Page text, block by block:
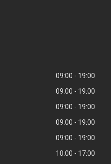
09:00
19:00
09:00
19:00
09:00
19:00
09:00
19:00
09:00
19:00
10:00 17:00